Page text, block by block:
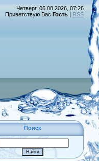
Четверг, 06.08.2026, 07:26
Приветствую Вас Гость | RSS
Поиск